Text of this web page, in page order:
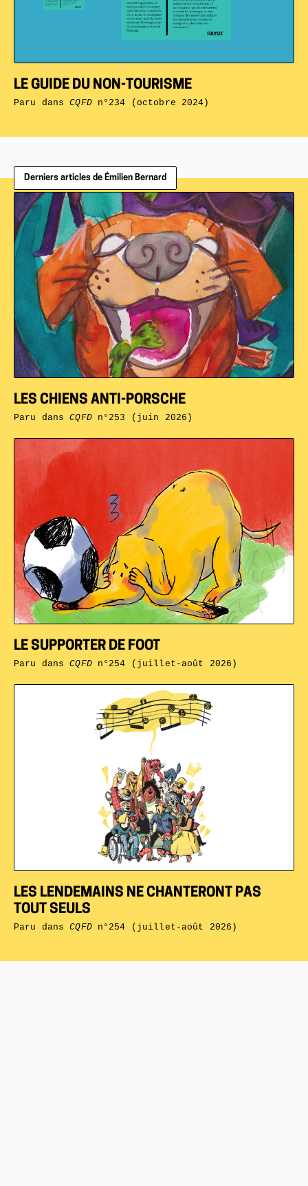
LE GUIDE DU NON-TOURISME
Paru dansCQFDn°234 (octobre 2024)
Derniers articles de Émilien Bernard
LES LENDEMAINS NE CHANTERONT PAS
TOUT SEULS
Paru dansCQFDn°254 (juillet-août 2026)
LE SUPPORTER DE FOOT
Paru dansCQFDn°254 (juillet-août 2026)
LES CHIENS ANTI-PORSCHE
Paru dansCQFDn°253 (juin 2026)